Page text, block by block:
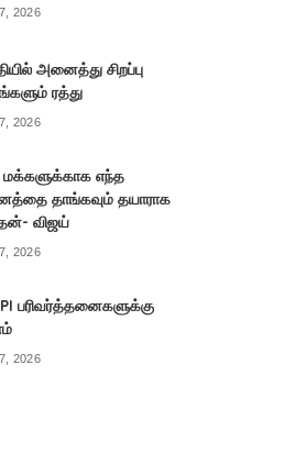
2026
அனைத்து சிறப்பு
ரத்து
2026
மக்களுக்காக எந்த
தாங்கவும் தயாராக
விஜய்
2026
பரிவர்த்தனைகளுக்கு
2026